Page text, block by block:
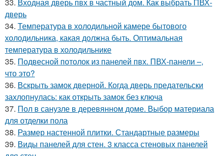
дверь
34. Температура в холодильной камере бытового
холодильника, какая должна быть. Оптимальная
температура в холодильнике
35. Подвесной потолок из панелей пвх. ПВХ-панели –,
что это?
36. Вскрыть замок дверной. Когда дверь предательски
захлопнулась: как открыть замок без ключа
37. Пол в санузле в деревянном доме. Выбор материала
для отделки пола
38. Размер настенной плитки. Стандартные размеры
39. Виды панелей для стен. 3 класса стеновых панелей